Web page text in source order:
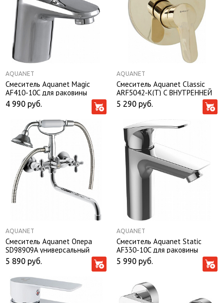
AQUANET
Смеситель Aquanet Magic
AF410-10C для раковины
4 990 руб.
AQUANET
Смеситель Aquanet Classic
ARF5042-K(T) С ВНУТРЕННЕЙ
ЧАСТЬЮ, для душа
5 290 руб.
AQUANET
Смеситель Aquanet Опера
SD98909A универсальный
5 890 руб.
AQUANET
Смеситель Aquanet Static
AF330-10C для раковины
5 990 руб.